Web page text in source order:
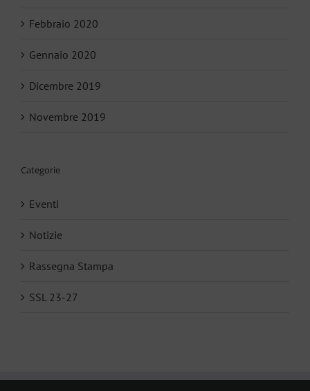
Febbraio 2020
Gennaio 2020
Dicembre 2019
Novembre 2019
Categorie
Eventi
Notizie
Rassegna Stampa
SSL 23-27